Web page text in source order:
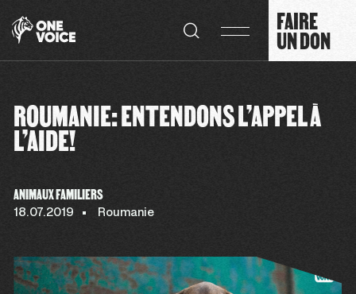
FAIRE
UN DON
ROUMANIE: ENTENDONS L’APPEL À
L’AIDE!
ANIMAUX FAMILIERS
18.07.2019 Roumanie